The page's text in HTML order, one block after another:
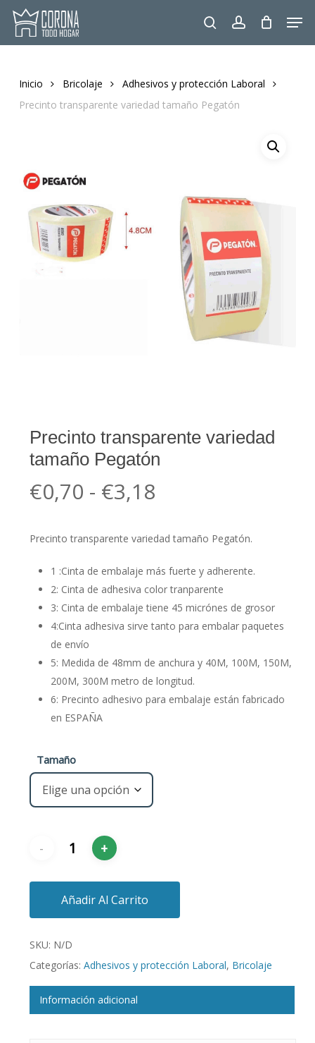
Skip
main
searchaccount
Inicio Bricolaje
Adhesivos y protección Laboral
Precinto transparente variedad tamaño Pegatón
Precinto transparente variedad
tamaño Pegatón
€0,70 - €3,18Rango
precios:
€0,70
hasta
€3,18
Precinto transparente variedad tamaño Pegatón.
1 :Cinta de embalaje más fuerte y adherente.
2: Cinta de adhesiva color tranparente
3: Cinta de embalaje tiene 45 micrónes de grosor
4:Cinta adhesiva sirve tanto para embalar paquetes
de envío
5: Medida de 48mm de anchura y 40M, 100M, 150M,
200M, 300M metro de longitud.
6: Precinto adhesivo para embalaje están fabricado
en ESPAÑA
Tamaño
Añadir Al Carrito
SKU: N/D
Categorías: Adhesivos y protección Laboral, Bricolaje
Información adicional